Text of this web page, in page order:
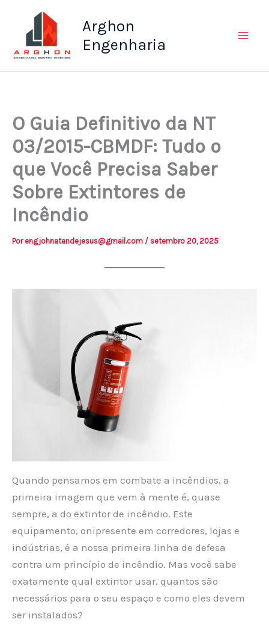
conteúdo
Arghon
Engenharia
O Guia Definitivo da NT
03/2015-CBMDF: Tudo o
que Você Precisa Saber
Sobre Extintores de
Incêndio
Por engjohnatandejesus@gmail.com / setembro 20, 2025
Quando pensamos em combate a incêndios, a
primeira imagem que vem à mente é, quase
sempre, a do extintor de incêndio. Este
equipamento, onipresente em corredores, lojas e
indústrias, é a nossa primeira linha de defesa
contra um princípio de incêndio. Mas você sabe
exatamente qual extintor usar, quantos são
necessários para o seu espaço e como eles devem
ser instalados?